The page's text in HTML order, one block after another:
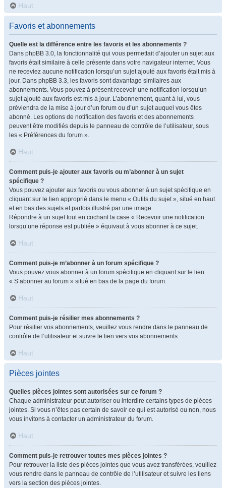
Haut
Favoris et abonnements
Quelle est la différence entre les favoris et les abonnements ?
Dans phpBB 3.0, la fonctionnalité qui vous permettait d’ajouter un sujet aux
favoris était similaire à celle présente dans votre navigateur internet. Vous
ne receviez aucune notification lorsqu’un sujet ajouté aux favoris était mis à
jour. Dans phpBB 3.3, les favoris sont davantage similaires aux
abonnements. Vous pouvez à présent recevoir une notification lorsqu’un
sujet ajouté aux favoris est mis à jour. L’abonnement, quant à lui, vous
préviendra de la mise à jour d’un forum ou d’un sujet auquel vous êtes
abonné. Les options de notification des favoris et des abonnements
peuvent être modifiés depuis le panneau de contrôle de l’utilisateur, sous
les « Préférences du forum ».
Haut
Comment puis-je ajouter aux favoris ou m’abonner à un sujet
spécifique ?
Vous pouvez ajouter aux favoris ou vous abonner à un sujet spécifique en
cliquant sur le lien approprié dans le menu « Outils du sujet », situé en haut
et en bas des sujets et parfois illustré par une image.
Répondre à un sujet tout en cochant la case « Recevoir une notification
lorsqu’une réponse est publiée » équivaut à vous abonner à ce sujet.
Haut
Comment puis-je m’abonner à un forum spécifique ?
Vous pouvez vous abonner à un forum spécifique en cliquant sur le lien
« S’abonner au forum » situé en bas de la page du forum.
Haut
Comment puis-je résilier mes abonnements ?
Pour résilier vos abonnements, veuillez vous rendre dans le panneau de
contrôle de l’utilisateur et suivre le lien vers vos abonnements.
Haut
Pièces jointes
Quelles pièces jointes sont autorisées sur ce forum ?
Chaque administrateur peut autoriser ou interdire certains types de pièces
jointes. Si vous n’êtes pas certain de savoir ce qui est autorisé ou non, nous
vous invitons à contacter un administrateur du forum.
Haut
Comment puis-je retrouver toutes mes pièces jointes ?
Pour retrouver la liste des pièces jointes que vous avez transférées, veuillez
vous rendre dans le panneau de contrôle de l’utilisateur et suivre les liens
vers la section des pièces jointes.